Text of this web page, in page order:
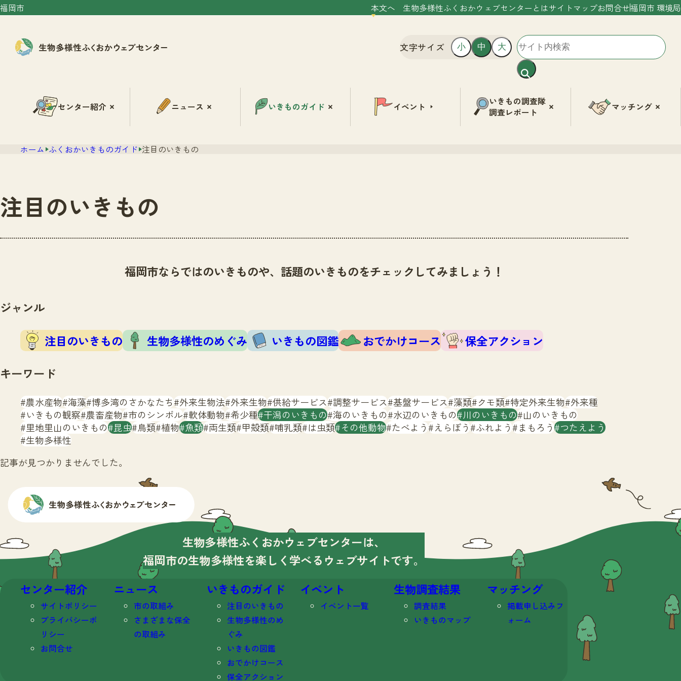
福岡市 本文へ 生物多様性ふくおかウェブセンターとはサイトマップお問合せ福岡市 環境局
文字サイズ 小 中 大
センター紹介 ニュース いきものガイド イベント
いきもの調査隊
調査レポート
マッチング
ホーム ふくおかいきものガイド 注目のいきもの
注目のいきもの
福岡市ならではのいきものや、話題のいきものをチェックしてみましょう！
ジャンル
注目のいきもの 生物多様性のめぐみ いきもの図鑑 おでかけコース
保全アクション
キーワード
農水産物 海藻 博多湾のさかなたち 外来生物法 外来生物 供給サービス 調整サービス 基盤サービス 藻類 クモ類 特定外来生物 外来種
いきもの観察 農畜産物 市のシンボル 軟体動物 希少種 干潟のいきもの 海のいきもの 水辺のいきもの 川のいきもの 山のいきもの
里地里山のいきもの 昆虫 鳥類 植物 魚類 両生類 甲殻類 哺乳類 は虫類 その他動物 たべよう えらぼう ふれよう まもろう つたえよう
生物多様性
記事が見つかりませんでした。
生物多様性ふくおかウェブセンターは、
福岡市の生物多様性を楽しく学べる ウェブサイトです。
センター紹介
サイトポリシー
プライバシーポ
リシー
お問合せ
ニュース
市の取組み
さまざまな保全
の取組み
いきものガイド
注目のいきもの
生物多様性のめ
ぐみ
いきもの図鑑
おでかけコース
保全アクション
イベント
イベント一覧
生物調査結果
調査結果
いきものマップ
マッチング
掲載申し込みフ
ォーム